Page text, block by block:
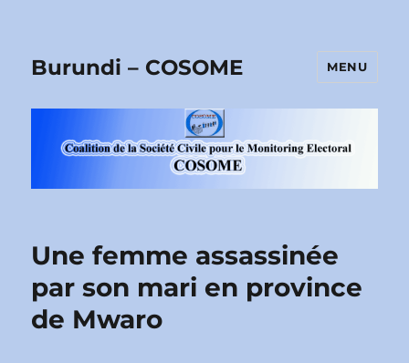
Burundi – COSOME MENU
Une femme assassinée
par son mari en province
de Mwaro